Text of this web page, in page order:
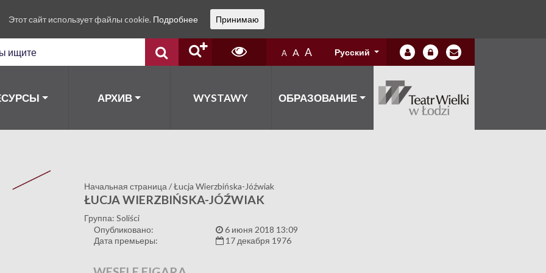
A A A Русский
АРХИВ WYSTAWY ОБРАЗОВАНИЕ
Начальная страница /Łucja Wierzbińska-Jóźwiak
ŁUCJA WIERZBIŃSKA-JÓŹWIAK
Группа: Soliści
Опубликовано:
6 июня 2018 13:09
Дата премьеры:
17 декабря 1976
Этот сайт использует файлы cookie. Подробнее Принимаю